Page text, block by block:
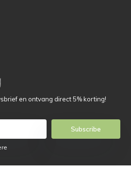
en ontvang direct 5% korting!
Subscribe